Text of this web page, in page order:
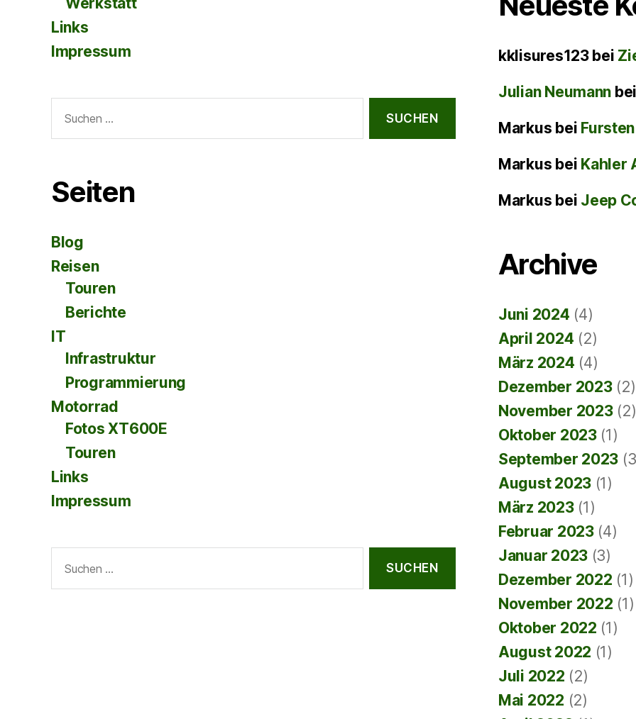
Links
Impressum
nach:
Seiten
Blog
Reisen
Touren
Berichte
IT
Infrastruktur
Programmierung
Motorrad
Fotos XT600E
Touren
Links
Impressum
nach:
kklisures123bei
Julian Neumann
Markus bei
Markus bei Kahler
Markus bei Jeep
Archive
Juni 2024 (4)
April 2024 (2)
März 2024 (4)
Dezember 2023(2)
November 2023(2)
Oktober 2023(1)
September 2023
August 2023 (1)
März 2023(1)
Februar 2023(4)
Januar 2023 (3)
Dezember 2022 (1)
November 2022 (1)
Oktober 2022 (1)
August 2022 (1)
Juli 2022 (2)
Mai 2022 (2)